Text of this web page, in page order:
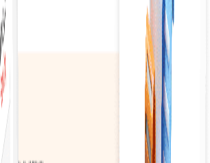
ดการกระแสเงินสดโดยการเร่งกระบวนการ
ดความล่าช้าในการชำระเงิน